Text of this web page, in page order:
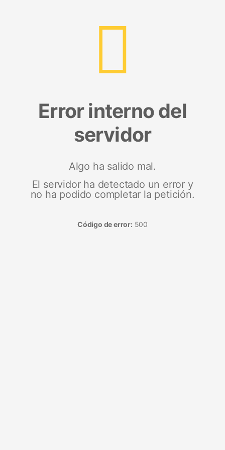
Error interno del
servidor
Algo ha salido mal.
El servidor ha detectado un error y
no ha podido completar la petición.
Código de error: 500